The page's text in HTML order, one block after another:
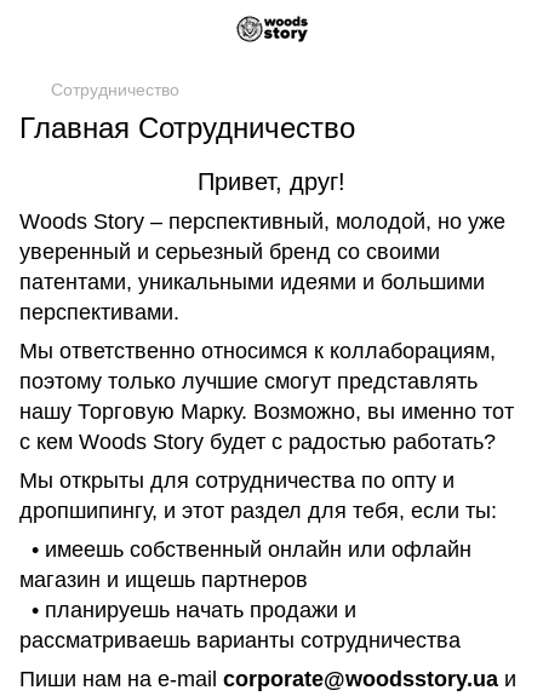
Сотрудничество
Главная Сотрудничество
Привет, друг!
Woods Story – перспективный, молодой, но уже
уверенный и серьезный бренд со своими
патентами, уникальными идеями и большими
перспективами.
Мы ответственно относимся к коллаборациям,
поэтому только лучшие смогут представлять
нашу Торговую Марку. Возможно, вы именно тот
с кем Woods Story будет с радостью работать?
Мы открыты для сотрудничества по опту и
дропшипингу, и этот раздел для тебя, если ты:
• имеешь собственный онлайн или офлайн
магазин и ищешь партнеров
• планируешь начать продажи и
рассматриваешь варианты сотрудничества
Пиши нам на e-mail corporate@woodsstory.ua и